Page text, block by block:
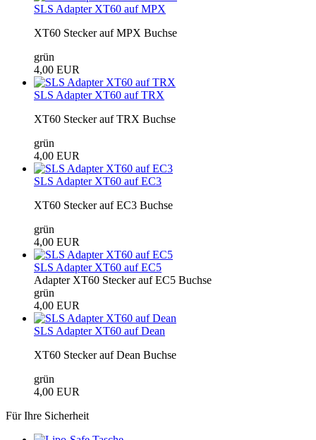
SLS Adapter XT60 auf MPX
XT60 Stecker auf MPX Buchse
grün
4,00 EUR
SLS Adapter XT60 auf TRX
XT60 Stecker auf TRX Buchse
grün
4,00 EUR
SLS Adapter XT60 auf EC3
XT60 Stecker auf EC3 Buchse
grün
4,00 EUR
SLS Adapter XT60 auf EC5
Adapter XT60 Stecker auf EC5 Buchse
grün
4,00 EUR
SLS Adapter XT60 auf Dean
XT60 Stecker auf Dean Buchse
grün
4,00 EUR
Für Ihre Sicherheit